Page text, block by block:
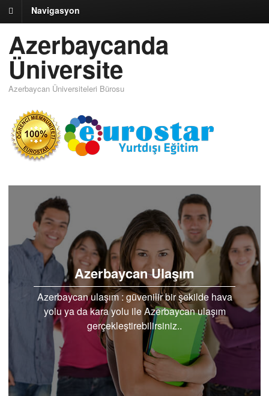
Navigasyon
Azerbaycanda
Üniversite
Azerbaycan Üniversiteleri Bürosu
Azerbaycan Ulaşım
Azerbaycan ulaşım : güvenilir bir şekilde hava
yolu ya da kara yolu ile Azerbaycan ulaşım
gerçekleştirebilirsiniz..